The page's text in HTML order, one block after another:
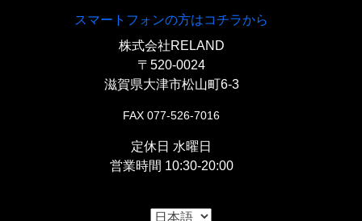
スマートフォンの方はコチラから
株式会社RELAND
〒520-0024
滋賀県大津市松山町6-3
FAX 077-526-7016
定休日 水曜日
営業時間 10:30-20:00